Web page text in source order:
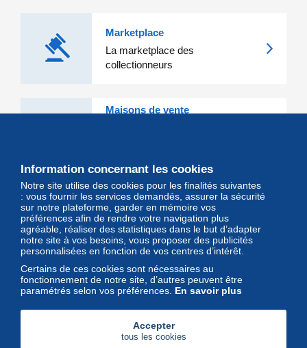
Marketplace
La marketplace des
collectionneurs
Maisons de vente
Magazine
Un regard unique et décalé sur
l'univers des timbres et leurs
collectionneurs
Information concernant les cookies
Notre site utilise des cookies pour les finalités suivantes
: vous fournir les services demandés, assurer la sécurité
sur notre plateforme, garder en mémoire vos
préférences afin de rendre votre navigation plus
agréable, réaliser des statistiques dans le but d’adapter
notre site à vos besoins, vous proposer des publicités
personnalisées en fonction de vos centres d’intérêt.
Certains de ces cookies sont nécessaires au
fonctionnement de notre site, d’autres peuvent être
paramétrés selon vos préférences. En savoir plus
Accepter
tous les cookies